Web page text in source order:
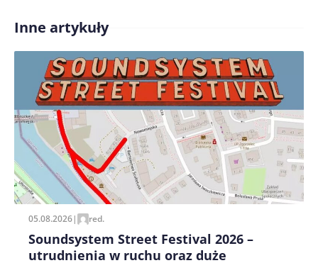
Treść komentarza*
Zapamiętaj moje dane w tej przeglądarce podczas
pisania kolejnych komentarzy.
Inne artykuły
05.08.2026| red.
Soundsystem Street Festival 2026 –
utrudnienia w ruchu oraz duże